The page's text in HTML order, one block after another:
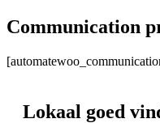
Communication
Lokaal goed